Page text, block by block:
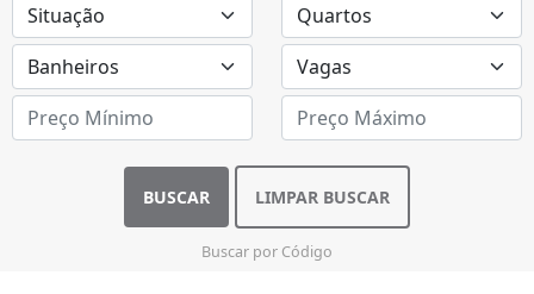
BUSCAR LIMPAR BUSCAR
Buscar por Código